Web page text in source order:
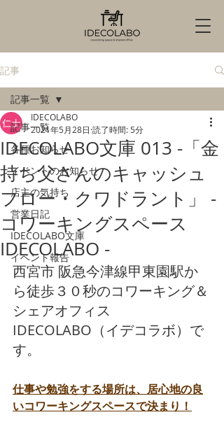
記事
記事一覧
各種お知らせ
イベントのお知らせ
店主の気持ち
営業日記
IDECOLABO文庫
イベント報告
記事一覧
IDECOLABO文庫 013 -「金
持ち父さんのキャッシュ
フロー・クワドラント」 -
コワーキングスペース
IDECOLABO -
IDECOLABO
2021年5月28日 読了時間: 5分
西宮市 阪急今津線甲東園駅か
ら徒歩３０秒のコワーキング＆
シェアオフィス
IDECOLABO（イデコラボ）で
す。
仕事や勉強をする場所は、居心地の良
いコワーキングスペースで決まり！